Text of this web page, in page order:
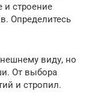
и строение
Определитесь
виду, но
От выбора
и стропил.